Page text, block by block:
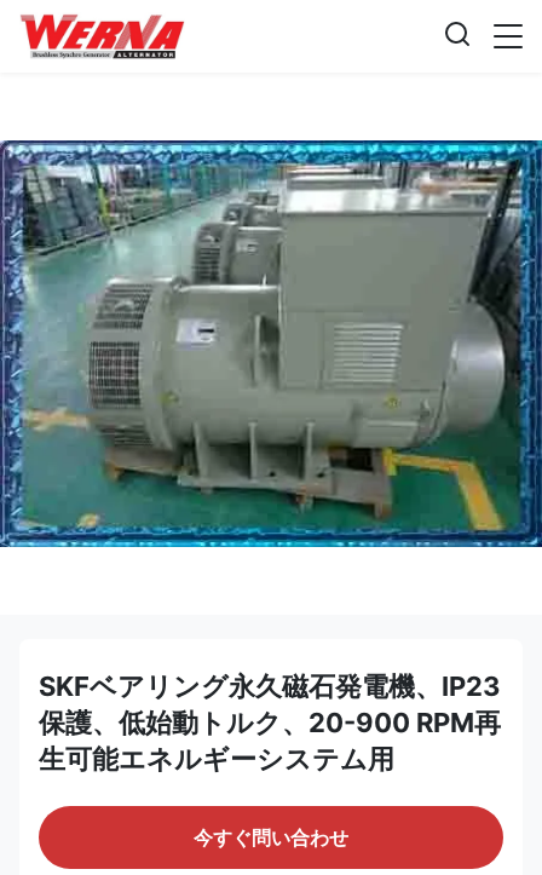
SKFベアリング永久磁石発電機、IP23
保護、低始動トルク、20-900 RPM再
生可能エネルギーシステム用
今すぐ問い合わせ